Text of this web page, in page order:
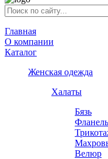
Главная
О компании
Каталог
Женская одежда
Халаты
Бязь
Фланель
Велюр